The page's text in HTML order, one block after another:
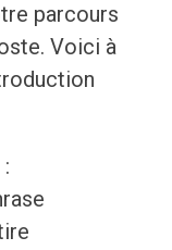
parcours
Voici à